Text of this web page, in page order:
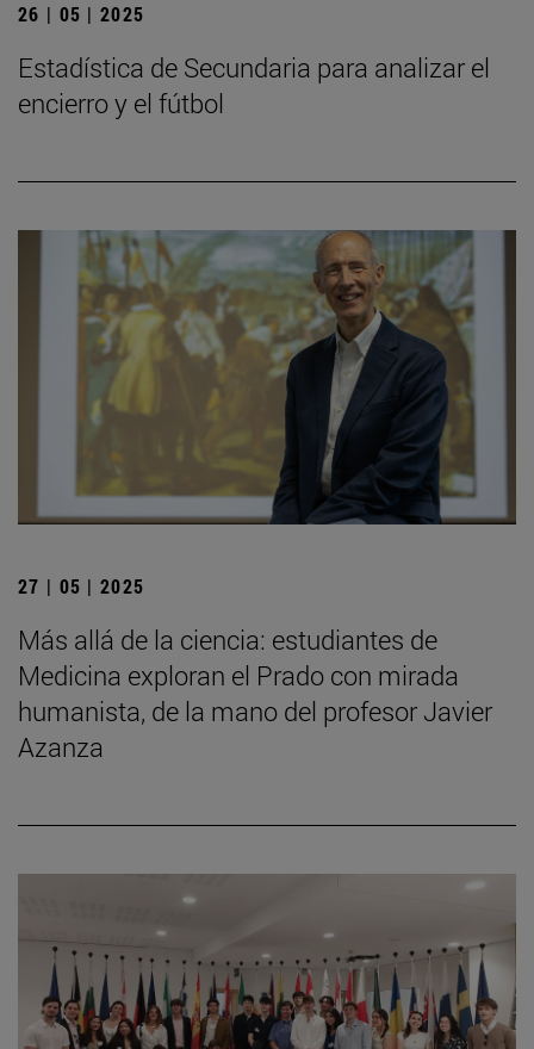
26 | 05 | 2025
Estadística de Secundaria para analizar el
encierro y el fútbol
27 | 05 | 2025
Más allá de la ciencia: estudiantes de
Medicina exploran el Prado con mirada
humanista, de la mano del profesor Javier
Azanza